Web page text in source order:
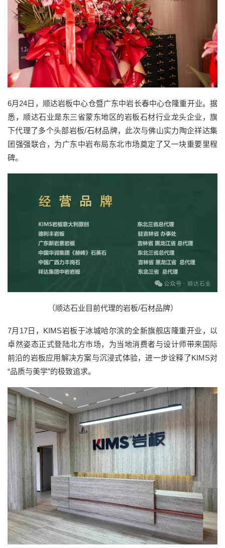
6月24日， 顺达岩板中心仓暨广东中岩长春中心仓隆重开业。据
悉， 顺达石业是东三省蒙东地区的岩板石材行业龙头企业，旗
下代理了多个头部岩板/石材品牌，此次与佛山实力陶企祥达集
团强强联合，为广东中岩布局东北市场奠定了又一块重要里程
碑。
（顺达石业目前代理的岩板/石材品牌）
7月 17日， KIMS岩板于冰城哈尔滨的全新旗舰店隆重开业， 以
卓然姿态正式登陆北方市场，为当地消费者与设计师带来国际
前沿的岩板应用解决方案与沉浸式体验，进一步诠释了KIMS对
“品质与美学”的极致追求。